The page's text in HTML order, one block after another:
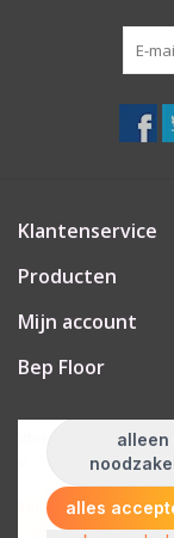
Klantenservice
Producten
Mijn account
Bep Floor